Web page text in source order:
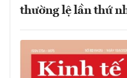
thường lệ lần thứ